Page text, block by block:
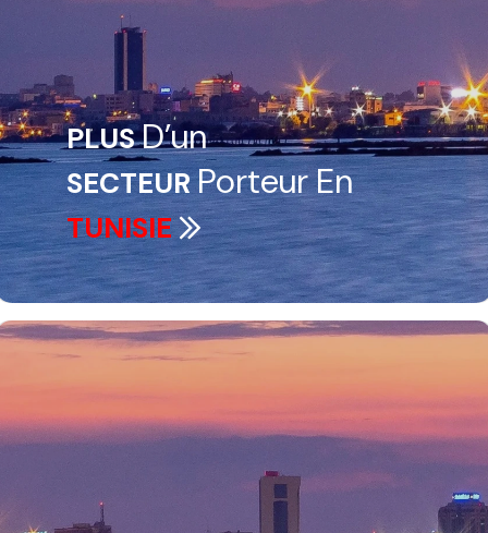
PLUSD’un
SECTEURPorteur En
TUNISIE